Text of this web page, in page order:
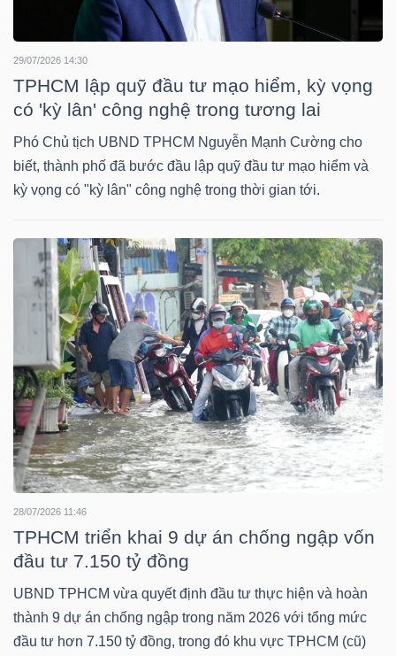
29/07/2026 14:30
TPHCM lập quỹ đầu tư mạo hiểm, kỳ vọng
có 'kỳ lân' công nghệ trong tương lai
Phó Chủ tịch UBND TPHCM Nguyễn Mạnh Cường cho
biết, thành phố đã bước đầu lập quỹ đầu tư mạo hiểm và
kỳ vọng có "kỳ lân" công nghệ trong thời gian tới.
28/07/2026 11:46
TPHCM triển khai 9 dự án chống ngập vốn
đầu tư 7.150 tỷ đồng
UBND TPHCM vừa quyết định đầu tư thực hiện và hoàn
thành 9 dự án chống ngập trong năm 2026 với tổng mức
đầu tư hơn 7.150 tỷ đồng, trong đó khu vực TPHCM (cũ)
NĂNG
LƯỢNG
NGUYÊN
VẬT
LIỆU
CÔNG
NGHIỆP
TIÊU
DÙNG
KHÔNG
THIẾT